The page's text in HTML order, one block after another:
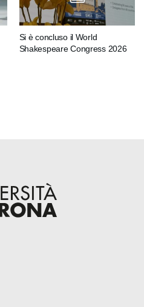
Si è concluso il World
Shakespeare Congress 2026